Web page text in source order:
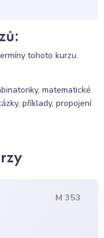
tohoto kurzu.
matematické
příklady, propojení
M 353